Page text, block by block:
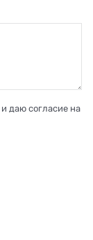
и даю согласие на